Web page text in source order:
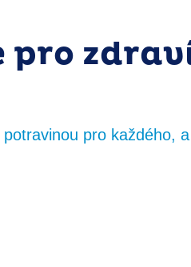
pro
pro každého,